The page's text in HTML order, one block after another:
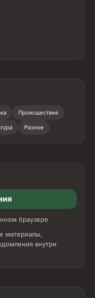
Происшествия
Разное
браузере
материалы,
внутри